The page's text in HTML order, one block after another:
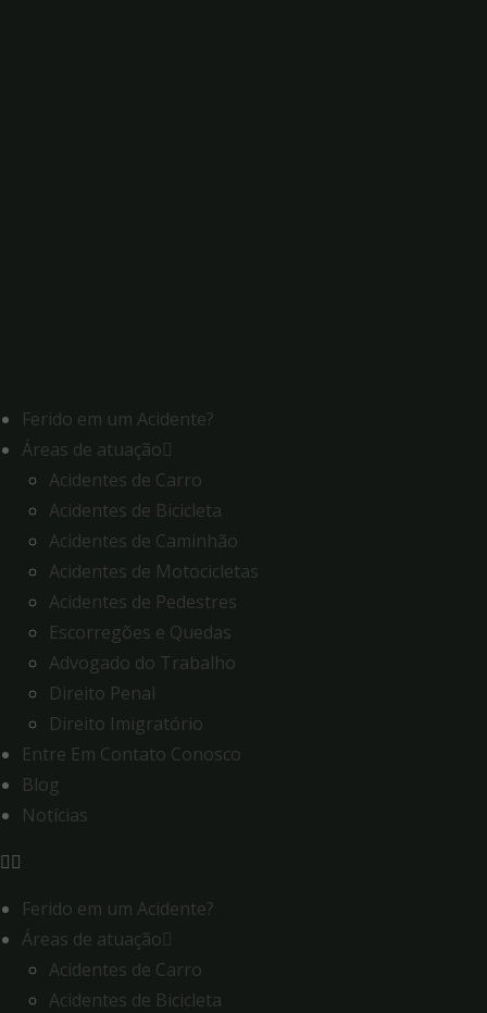
Ferido em um Acidente?
Áreas de atuação
Acidentes de Carro
Acidentes de Bicicleta
Acidentes de Caminhão
Acidentes de Motocicletas
Acidentes de Pedestres
Escorregões e Quedas
Advogado do Trabalho
Direito Penal
Direito Imigratório
Entre Em Contato Conosco
Blog
Notícias
Ferido em um Acidente?
Áreas de atuação
Acidentes de Carro
Acidentes de Bicicleta